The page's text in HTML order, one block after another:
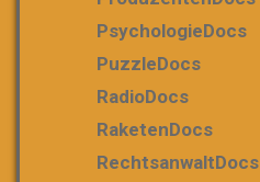
PsychologieDocs
PuzzleDocs
RadioDocs
RaketenDocs
RechtsanwaltDocs